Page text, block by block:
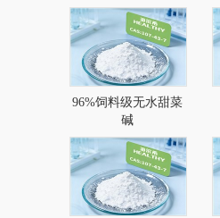
96%饲料级无水甜菜
碱